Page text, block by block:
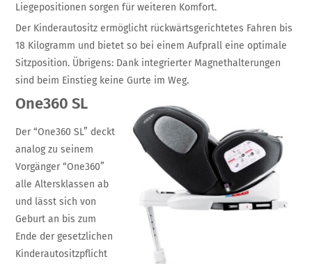
Liegepositionen sorgen für weiteren Komfort.
Der Kinderautositz ermöglicht rückwärtsgerichtetes Fahren bis
18 Kilogramm und bietet so bei einem Aufprall eine optimale
Sitzposition. Übrigens: Dank integrierter Magnethalterungen
sind beim Einstieg keine Gurte im Weg.
One360 SL
Der “One360 SL” deckt
analog zu seinem
Vorgänger “One360”
alle Altersklassen ab
und lässt sich von
Geburt an bis zum
Ende der gesetzlichen
Kinderautositzpflicht